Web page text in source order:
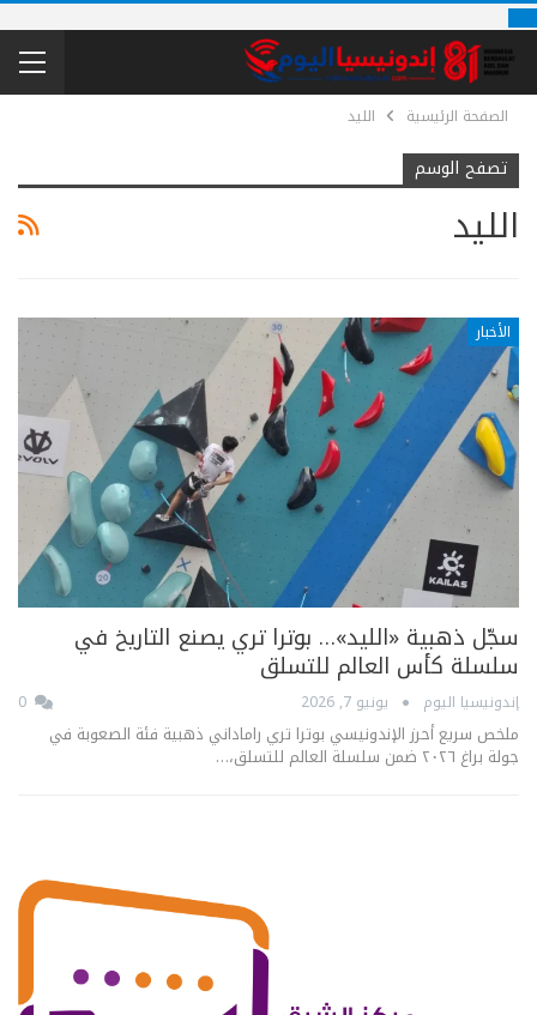
الصفحة الرئيسية الليد
تصفح الوسم
الليد
الأخبار
سجّل ذهبية «الليد»… بوترا تري يصنع التاريخ في
سلسلة كأس العالم للتسلق
إندونيسيا اليوم يونيو 7, 2026
ملخص سريع أحرز الإندونيسي بوترا تري راماداني ذهبية فئة الصعوبة في
جولة براغ ٢٠٢٦ ضمن سلسلة العالم للتسلق،…